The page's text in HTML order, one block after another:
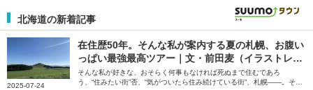
北海道の新着記事
2025-07-24
在住歴50年。そんな私が案内する夏の札幌、お腹い
っぱい最強最高ツアー｜文・前田麦（イラストレー
ター）
そんな私が好きな、おそらく何事もなければ死ぬまで住むであろ
う、“住みたい街”否、“気がついたら住み続けている街”、札幌――。そう